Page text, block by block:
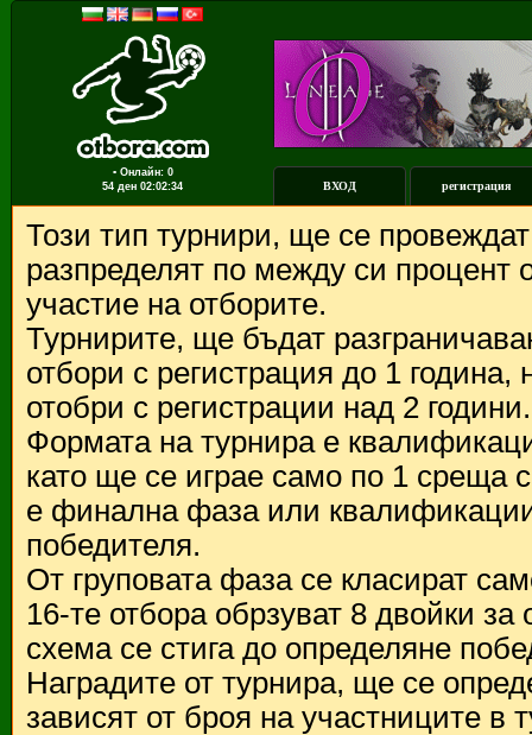
▪ Онлайн: 0
54 ден 02:02:34 ВХОД регистрация
Този тип турнири, ще се
разпределят по между си процент
участие на отборите.
Турнирите, ще бъдат
отбори с регистрация до 1
отобри с регистрации над 2 години.
Формата на турнира е
като ще се играе само по 1 среща
е финална фаза или
победителя.
От груповата фаза се класират
16-те отбора обрзуват 8 двойки
схема се стига до определяне
Наградите от турнира, ще се
зависят от броя на участниците в